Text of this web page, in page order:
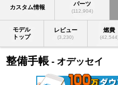
カスタム情報 パーツ
(112,904)
モデル
トップ
レビュー
(3,230)
燃費
整備手帳 - オデッセイ